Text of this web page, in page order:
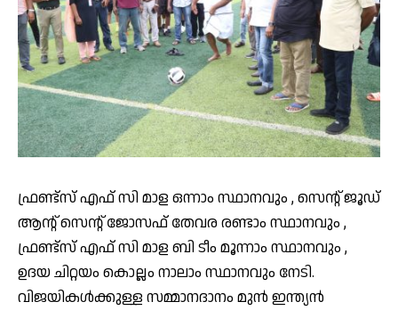
ഫ്രണ്ട്സ് എഫ് സി മാള ഒന്നാം സ്ഥാനവും , സെൻ്റ് ജൂഡ്
ആൻ്റ് സെൻ്റ് ജോസഫ് തേവര രണ്ടാം സ്ഥാനവും ,
ഫ്രണ്ട്സ് എഫ് സി മാള ബി ടീം മൂന്നാം സ്ഥാനവും ,
ഉദയ ചിറ്റയം കൊല്ലം നാലാം സ്ഥാനവും നേടി.
വിജയികൾക്കുള്ള സമ്മാനദാനം മുൻ ഇന്ത്യൻ